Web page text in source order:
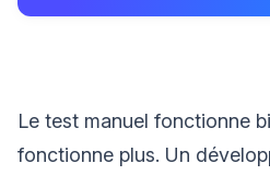
Le test manuel fonctionne
fonctionne plus. Un